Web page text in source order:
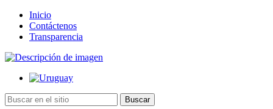
Inicio
Contáctenos
Transparencia